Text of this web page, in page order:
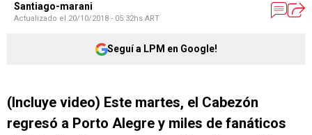
Santiago-marani
Actualizado el 20/10/2018 - 05:32hs ART
Seguí a LPM en Google!
(Incluye video) Este martes, el Cabezón
regresó a Porto Alegre y miles de fanáticos